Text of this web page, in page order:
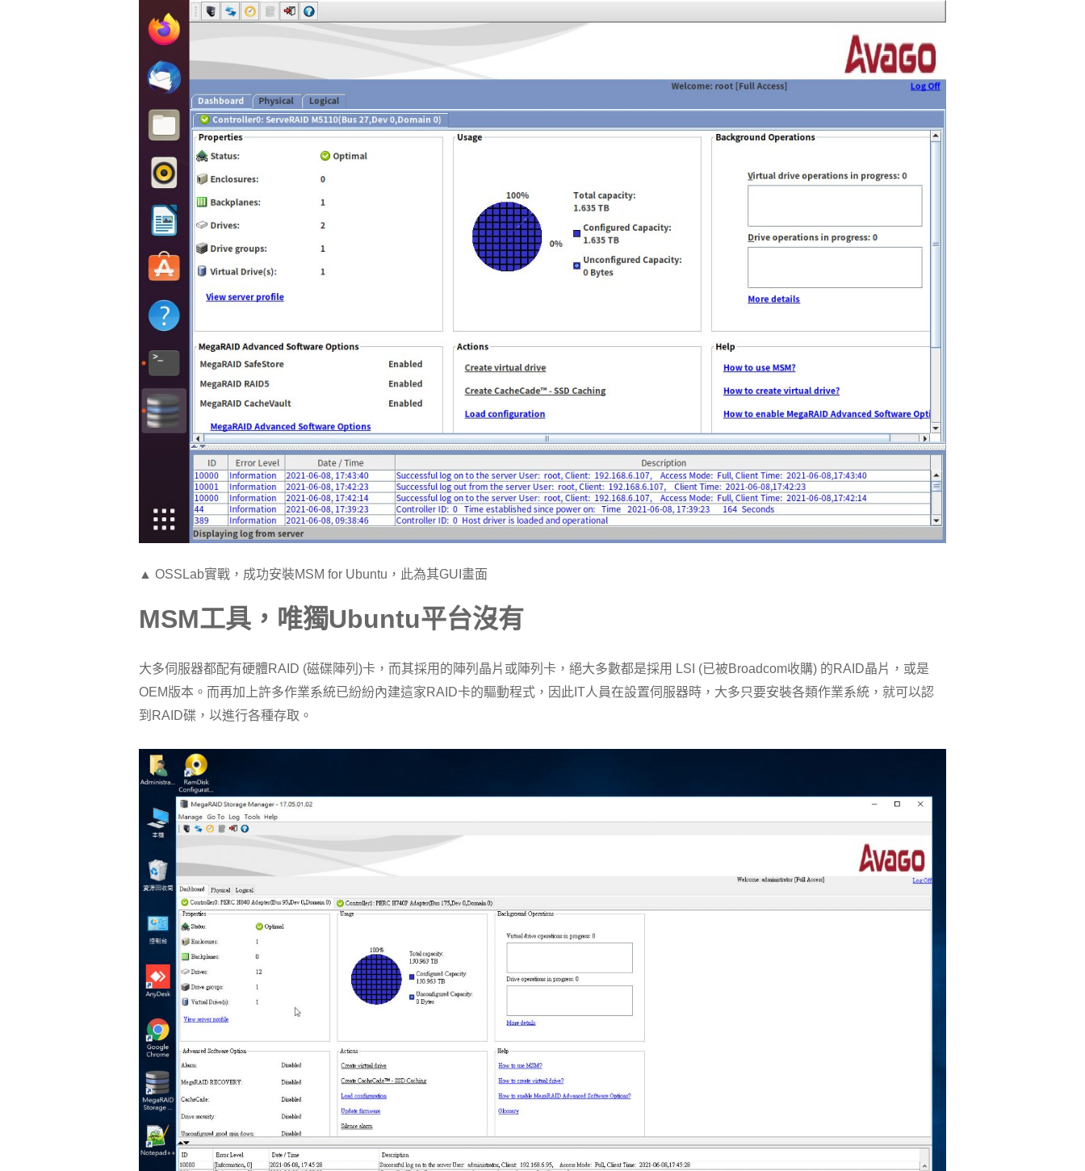
▲ OSSLab實戰，成功安裝MSM for Ubuntu，此為其GUI畫面
MSM工具，唯獨Ubuntu平台沒有
大多伺服器都配有硬體RAID (磁碟陣列)卡，而其採用的陣列晶片或陣列卡，絕大多數都是採用 LSI (已被Broadcom收購) 的RAID晶片，或是
OEM版本。而再加上許多作業系統已紛紛內建這家RAID卡的驅動程式，因此IT人員在設置伺服器時，大多只要安裝各類作業系統，就可以認
到RAID碟，以進行各種存取。